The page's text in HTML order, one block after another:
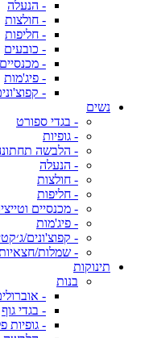
- הנעלה
- חולצות
- חליפות
- כובעים
- מכנסיים
- פיג'מות
-
נשים
- בגדי ספורט
- גופיות
- הלבשה
- הנעלה
- חולצות
- חליפות
- מכנסיים
- פיג'מות
- קפוצ'ונים/
- שמלות/
תינוקות
בנות
-
- בגדי גוף
- גופיות